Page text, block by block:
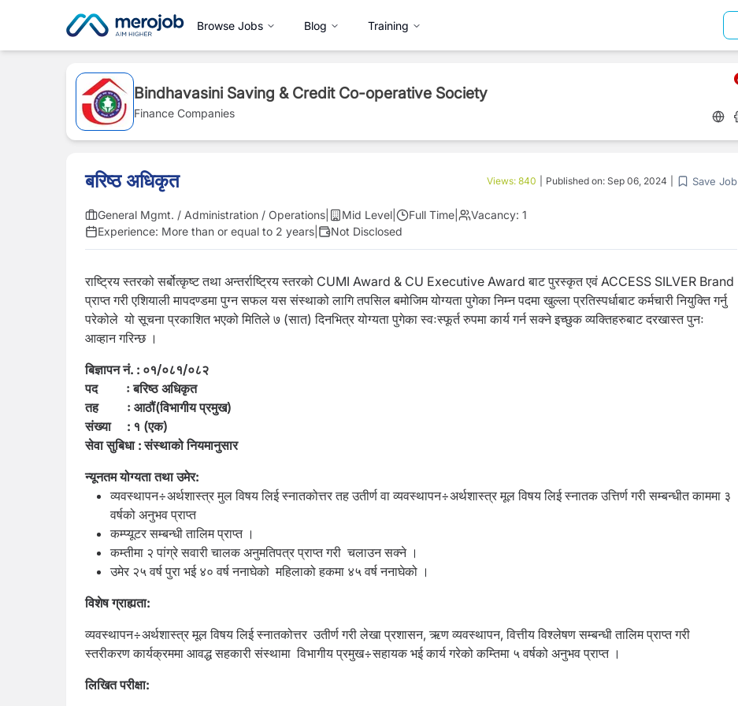
Browse Jobs Blog Training
Bindhavasini Saving & Credit Co-operative Society
Finance Companies
बरिष्ठ अधिकृत Views: 840 Published on: Sep 06, 2024 Save Job
General Mgmt. / Administration / Operations Mid Level Full Time Vacancy: 1
Experience: More than or equal to 2 years Not Disclosed
राष्ट्रिय स्तरको सर्बोत्कृष्ट तथा अन्तर्राष्ट्रिय स्तरको CUMI Award & CU Executive Award बाट पुरस्कृत एवं ACCESS SILVER Brand
प्राप्त गरी एशियाली मापदण्डमा पुग्न सफल यस संस्थाको लागि तपसिल बमोजिम योग्यता पुगेका निम्न पदमा खुल्ला प्रतिस्पर्धाबाट कर्मचारी नियुक्ति गर्नु
परेकोले यो सूचना प्रकाशित भएको मितिले ७ (सात) दिनभित्र योग्यता पुगेका स्वःस्फूर्त रुपमा कार्य गर्न सक्ने इच्छुक व्यक्तिहरुबाट दरखास्त पुनः
आव्हान गरिन्छ ।
बिज्ञापन नं. : ०१/०८१/०८२
पद ः बरिष्ठ अधिकृत
तह ः आठौं(विभागीय प्रमुख)
संख्या : १ (एक)
सेवा सुबिधा : संस्थाको नियमानुसार
न्यूनतम योग्यता तथा उमेर:
व्यवस्थापन÷अर्थशास्त्र मुल विषय लिई स्नातकोत्तर तह उतीर्ण वा व्यवस्थापन÷अर्थशास्त्र मूल विषय लिई स्नातक उत्तिर्ण गरी सम्बन्धीत काममा ३
वर्षको अनुभव प्राप्त
कम्प्यूटर सम्बन्धी तालिम प्राप्त ।
कम्तीमा २ पांग्रे सवारी चालक अनुमतिपत्र प्राप्त गरी चलाउन सक्ने ।
उमेर २५ वर्ष पुरा भई ४० वर्ष ननाघेको महिलाको हकमा ४५ वर्ष ननाघेको ।
विशेष ग्राह्यता:
व्यवस्थापन÷अर्थशास्त्र मूल विषय लिई स्नातकोत्तर उतीर्ण गरी लेखा प्रशासन, ऋण व्यवस्थापन, वित्तीय विश्लेषण सम्बन्धी तालिम प्राप्त गरी
स्तरीकरण कार्यक्रममा आवद्ध सहकारी संस्थामा विभागीय प्रमुख÷सहायक भई कार्य गरेको कम्तिमा ५ वर्षको अनुभव प्राप्त ।
लिखित परीक्षा: